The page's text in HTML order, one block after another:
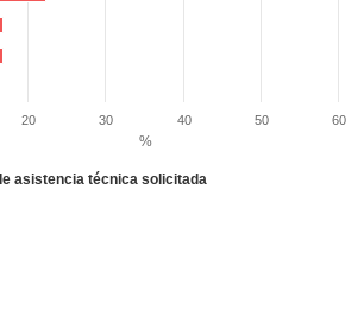
to 66.66666666666666.
%
asistencia técnica solicitada
20 30 40 50 60